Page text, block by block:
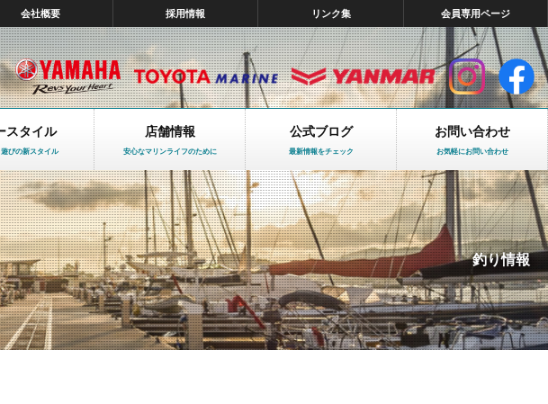
会社概要 採用情報 リンク集 会員専用ページ
スタイル
びの新スタイル
店舗情報
安心なマリンライフのために
公式ブログ
最新情報をチェック
お問い合わせ
お気軽にお問い合わせ
釣り情報